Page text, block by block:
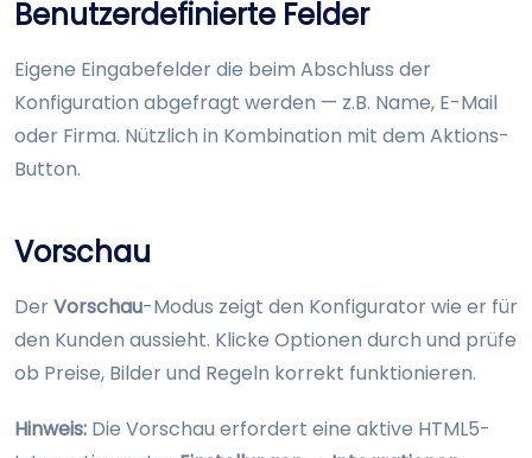
Benutzerdefinierte Felder
Eigene Eingabefelder die beim Abschluss der
Konfiguration abgefragt werden — z.B. Name, E-Mail
oder Firma. Nützlich in Kombination mit dem Aktions-
Button.
Vorschau
DerVorschau-Modus zeigt den Konfigurator wie er für
den Kunden aussieht. Klicke Optionen durch und prüfe
ob Preise, Bilder und Regeln korrekt funktionieren.
Hinweis: Die Vorschau erfordert eine aktive HTML5-